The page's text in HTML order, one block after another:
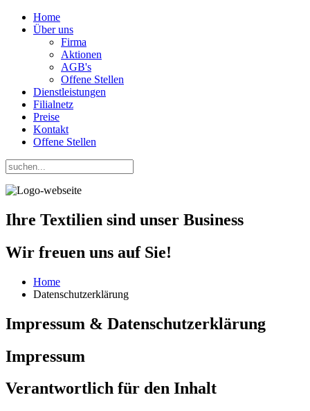
Home
Über uns
Firma
Aktionen
AGB's
Offene Stellen
Dienstleistungen
Filialnetz
Preise
Kontakt
Offene Stellen
Ihre Textilien sind unser Business
Wir freuen uns auf Sie!
Home
Datenschutzerklärung
Impressum & Datenschutzerklärung
Impressum
Verantwortlich für den Inhalt